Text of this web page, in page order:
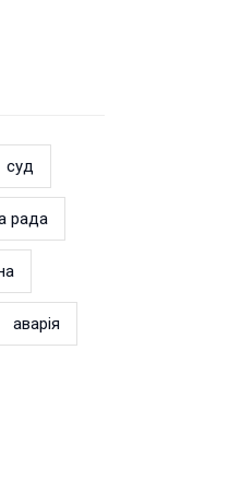
суд
рада
аварія